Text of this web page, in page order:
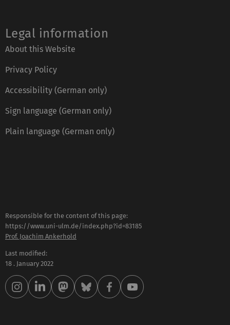
Legal information
About this Website
Privacy Policy
Accessibility (German only)
Sign language (German only)
Plain language (German only)
Responsible for the content of this page:
https://www.uni-ulm.de/index.php?id=83185
Prof. Joachim Ankerhold
Last modified:
18 . January 2022